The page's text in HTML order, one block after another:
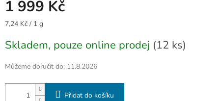
1 999 Kč
Měrná
7,24 Kč / 1 g
Skladem, pouze online prodej (12 ks)
Můžeme doručit do: 11.8.2026
Přidat do košíku